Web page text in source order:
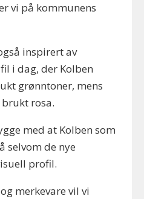
vi på kommunens
inspirert av
i dag, der Kolben
grønntoner, mens
rosa.
med at Kolben som
selvom de nye
profil.
merkevare vil vi